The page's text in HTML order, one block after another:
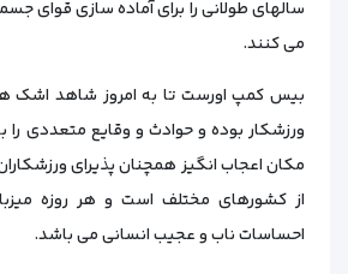
سالهای طولانی را برای آماده‌ سازی قوای
می کنند.
بیس کمپ اورست تا به امروز شاهد اشک
ورزشکار بوده و حوادث و وقایع متعددی
مکان اعجاب‌ انگیز همچنان پذیرای
از کشورهای مختلف است و هر روزه
احساسات ناب و عجیب انسانی می‌ باشد.